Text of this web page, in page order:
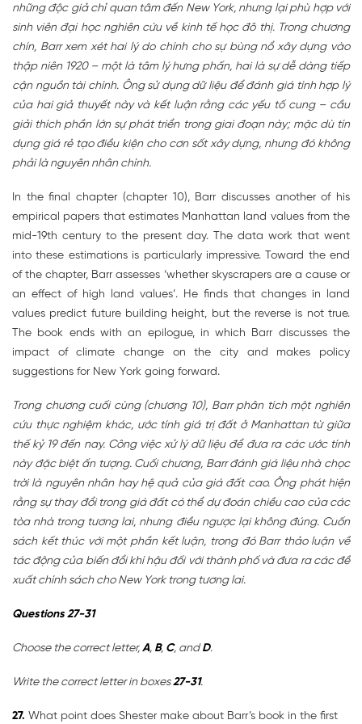
những độc giả chỉ quan tâm đến New York, nhưng lại phù hợp với
sinh viên đại học nghiên cứu về kinh tế học đô thị. Trong chương
chín, Barr xem xét hai lý do chính cho sự bùng nổ xây dựng vào
thập niên 1920 – một là tâm lý hưng phấn, hai là sự dễ dàng tiếp
cận nguồn tài chính. Ông sử dụng dữ liệu để đánh giá tính hợp lý
của hai giả thuyết này và kết luận rằng các yếu tố cung – cầu
giải thích phần lớn sự phát triển trong giai đoạn này; mặc dù tín
dụng giá rẻ tạo điều kiện cho cơn sốt xây dựng, nhưng đó không
phải là nguyên nhân chính.
In the final chapter (chapter 10), Barr discusses another of his
empirical papers that estimates Manhattan land values from the
mid-19th century to the present day. The data work that went
into these estimations is particularly impressive. Toward the end
of the chapter, Barr assesses ‘whether skyscrapers are a cause or
an effect of high land values’. He finds that changes in land
values predict future building height, but the reverse is not true.
The book ends with an epilogue, in which Barr discusses the
impact of climate change on the city and makes policy
suggestions for New York going forward.
Trong chương cuối cùng (chương 10), Barr phân tích một nghiên
cứu thực nghiệm khác, ước tính giá trị đất ở Manhattan từ giữa
thế kỷ 19 đến nay. Công việc xử lý dữ liệu để đưa ra các ước tính
này đặc biệt ấn tượng. Cuối chương, Barr đánh giá liệu nhà chọc
trời là nguyên nhân hay hệ quả của giá đất cao. Ông phát hiện
rằng sự thay đổi trong giá đất có thể dự đoán chiều cao của các
tòa nhà trong tương lai, nhưng điều ngược lại không đúng. Cuốn
sách kết thúc với một phần kết luận, trong đó Barr thảo luận về
tác động của biến đổi khí hậu đối với thành phố và đưa ra các đề
xuất chính sách cho New York trong tương lai.
Questions 27-31
Choose the correct letter, A, B, C, andD.
Write the correct letter in boxes27-31.
27. What point does Shester make about Barr’s book in the first